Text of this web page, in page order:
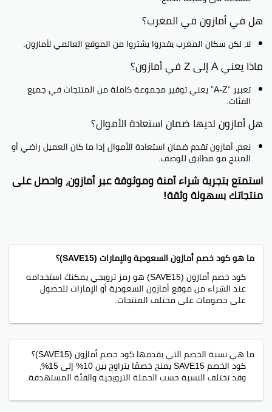
هل في أمازون في المغرب؟
لا، لكن سكان المغرب يقدروا يشتروا من الموقع العالمي لأمازون.
ماذا يعني A إلى Z في أمازون؟
تعبير “A-Z” يعني توفير مجموعة كاملة من المنتجات في جميع
الفئات.
هل أمازون لديها ضمان استعادة الأموال؟
نعم، أمازون تقدم ضمان استعادة الأموال إذا ما كان العميل راضي أو
المنتج مو مطابق للوصف.
استمتع بتجربة شراء آمنة وموثوقة عبر أمازون، واحصل على
منتجاتك بسهولة وثقة!
ما هو كود خصم أمازون السعودية والإمارات (SAVE15)؟
كود خصم أمازون (SAVE15) هو رمز ترويجي يمكنك استخدامه
عند الشراء من موقع أمازون السعودية أو الإمارات للحصول
على خصومات على مختلف المنتجات.
ما هي نسبة الخصم التي يقدمها كود خصم أمازون (SAVE15)؟
كود الخصم SAVE15 يمنح خصمًا يتراوح بين 10% إلى 15%،
وقد تختلف النسبة حسب الحملة الترويجية والفئة المستهدفة.